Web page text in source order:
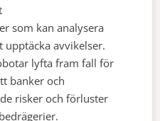
som kan analysera
avvikelser.
lyfta fram fall för
banker och
risker och förluster